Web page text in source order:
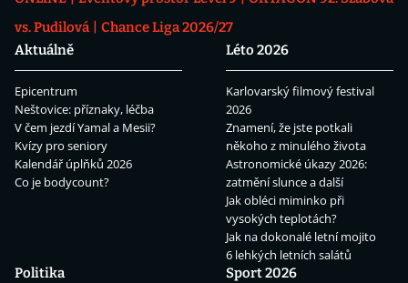
vs. Pudilová
Chance Liga 2026/27
Aktuálně
Epicentrum
Neštovice: příznaky, léčba
V čem jezdí Yamal a Mesii?
Kvízy pro seniory
Kalendář úplňků 2026
Co je bodycount?
Léto 2026
Karlovarský filmový festival
2026
Znamení, že jste potkali
někoho z minulého života
Astronomické úkazy 2026:
zatmění slunce a další
Jak obléci miminko při
vysokých teplotách?
Jak na dokonalé letní mojito
6 lehkých letních salátů
Politika
Sport 2026